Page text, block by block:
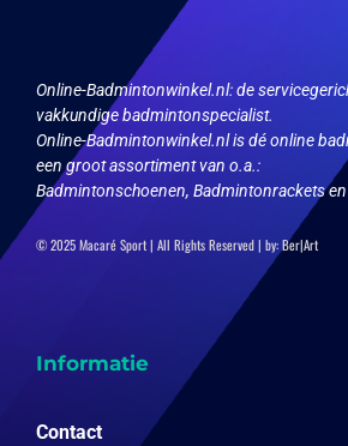
Online-Badmintonwinkel.nl:de
vakkundige badmintonspecialist.
Online-Badmintonwinkel.nl is dé online
een groot assortiment van o.a.:
Badmintonschoenen, Badmintonrackets
© 2025 Macaré Sport | All Rights Reserved | by:Ber|Art
Informatie
Contact